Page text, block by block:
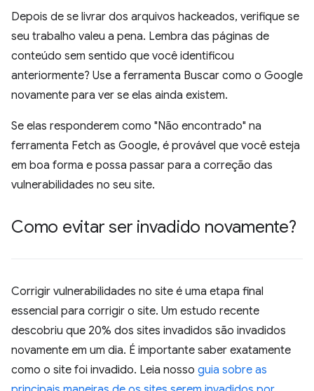
Depois de se livrar dos arquivos hackeados, verifique se
seu trabalho valeu a pena. Lembra das páginas de
conteúdo sem sentido que você identificou
anteriormente? Use a ferramenta Buscar como o Google
novamente para ver se elas ainda existem.
Se elas responderem como "Não encontrado" na
ferramenta Fetch as Google, é provável que você esteja
em boa forma e possa passar para a correção das
vulnerabilidades no seu site.
Como evitar ser invadido novamente?
Corrigir vulnerabilidades no site é uma etapa final
essencial para corrigir o site. Um estudo recente
descobriu que 20% dos sites invadidos são invadidos
novamente em um dia. É importante saber exatamente
como o site foi invadido. Leia nosso guia sobre as